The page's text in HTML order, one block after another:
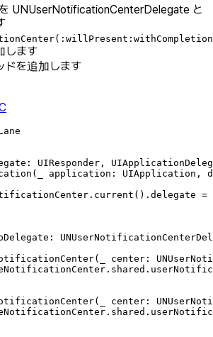
UNUserNotificationCenterDelegate と
します
ドを追加します
: UIResponder ,
( application: UIApplication,
current () . delegate =
:
(
center:
shared .
(
center:
shared .